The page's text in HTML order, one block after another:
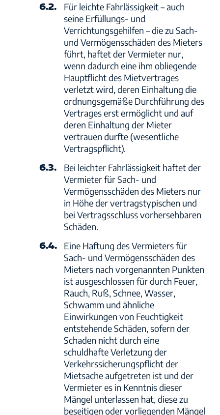
6.2.
Für leichte Fahrlässigkeit – auch
seine Erfüllungs- und
Verrichtungsgehilfen – die zu Sach-
und Vermögensschäden des Mieters
führt, haftet der Vermieter nur,
wenn dadurch eine ihm obliegende
Hauptflicht des Mietvertrages
verletzt wird, deren Einhaltung die
ordnungsgemäße Durchführung des
Vertrages erst ermöglicht und auf
deren Einhaltung der Mieter
vertrauen durfte (wesentliche
Vertragspflicht).
6.3.
Bei leichter Fahrlässigkeit haftet der
Vermieter für Sach- und
Vermögensschäden des Mieters nur
in Höhe der vertragstypischen und
bei Vertragsschluss vorhersehbaren
Schäden.
6.4.
Eine Haftung des Vermieters für
Sach- und Vermögensschäden des
Mieters nach vorgenannten Punkten
ist ausgeschlossen für durch Feuer,
Rauch, Ruß, Schnee, Wasser,
Schwamm und ähnliche
Einwirkungen von Feuchtigkeit
entstehende Schäden, sofern der
Schaden nicht durch eine
schuldhafte Verletzung der
Verkehrssicherungspflicht der
Mietsache aufgetreten ist und der
Vermieter es in Kenntnis dieser
Mängel unterlassen hat, diese zu
beseitigen oder vorliegenden Mängel